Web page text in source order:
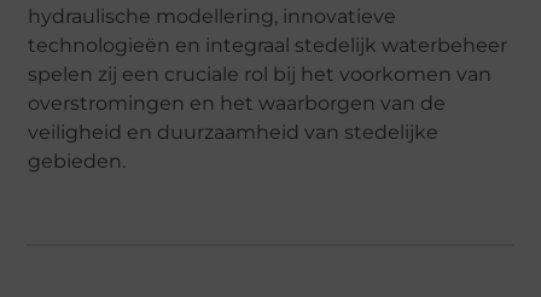
hydraulische modellering, innovatieve
technologieën en integraal stedelijk waterbeheer
spelen zij een cruciale rol bij het voorkomen van
overstromingen en het waarborgen van de
veiligheid en duurzaamheid van stedelijke
gebieden.